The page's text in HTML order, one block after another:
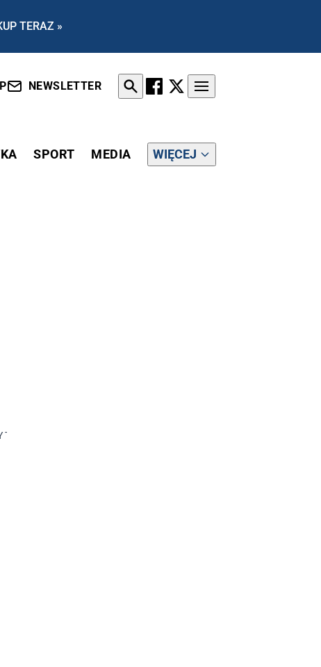
TERAZ »
NEWSLETTER
SPORT MEDIA WIĘCEJ
BĘDZIE JEDNAK POCZEKAĆ